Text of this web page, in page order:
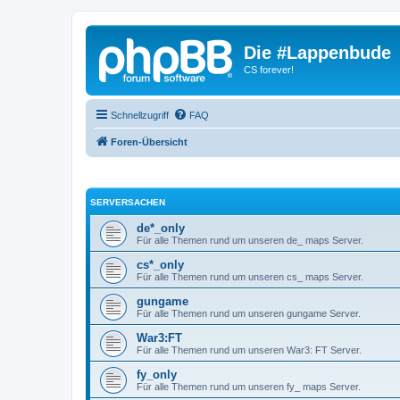
Die #Lappenbude
CS forever!
Schnellzugriff FAQ
Foren-Übersicht
SERVERSACHEN
de*_only
Für alle Themen rund um unseren de_ maps Server.
cs*_only
Für alle Themen rund um unseren cs_ maps Server.
gungame
Für alle Themen rund um unseren gungame Server.
War3:FT
Für alle Themen rund um unseren War3: FT Server.
fy_only
Für alle Themen rund um unseren fy_ maps Server.